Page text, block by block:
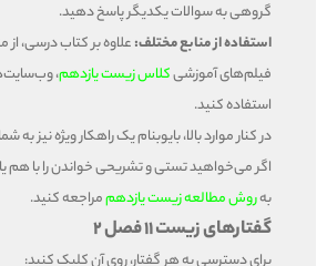
گروهی به سوالات یکدیگر پاسخ دهید.
استفاده از منابع مختلف:علاوه بر کتاب درسی، از
فیلم‌های آموزشیکلاس زیست یازدهم،
استفاده کنید.
در کنار موارد بالا، بایوبنام یک راهکار ویژه نیز
اگر می‌خواهید تستی و تشریحی خواندن را با هم
بهروش مطالعه زیست یازدهممراجعه کنید.
گفتارهای زیست 11 فصل 2
برای دسترسی به هر گفتار، روی آن کلیک کنید: